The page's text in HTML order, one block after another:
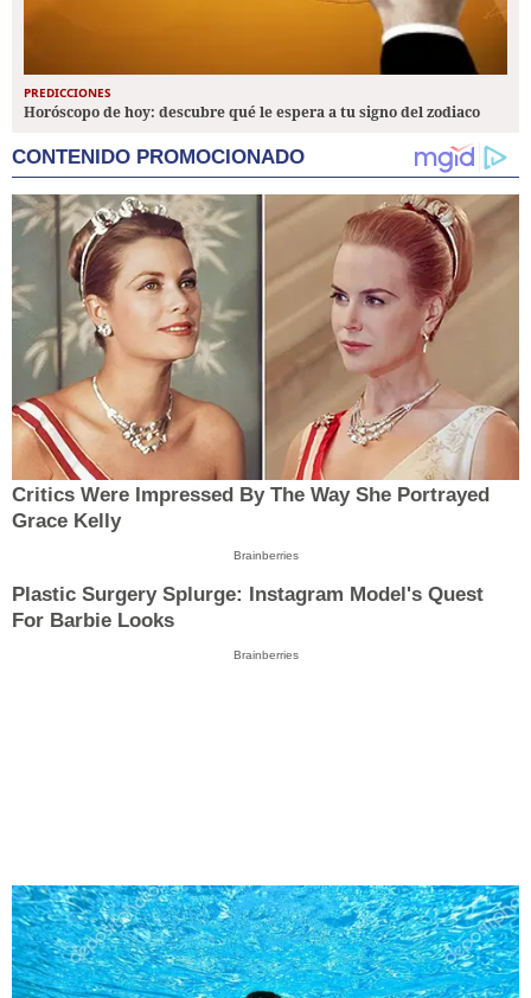
PREDICCIONES
Horóscopo de hoy: descubre qué le espera a tu signo del zodiaco
CONTENIDO PROMOCIONADO
Critics Were Impressed By The Way She Portrayed
Grace Kelly
Brainberries
Plastic Surgery Splurge: Instagram Model's Quest
For Barbie Looks
Brainberries